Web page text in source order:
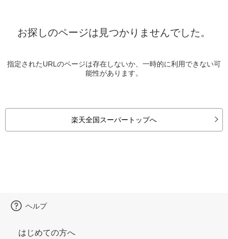
お探しのページは見つかりませんでした。
指定されたURLのページは存在しないか、一時的に利用できない可
能性があります。
楽天全国スーパートップへ
ヘルプ
はじめての方へ